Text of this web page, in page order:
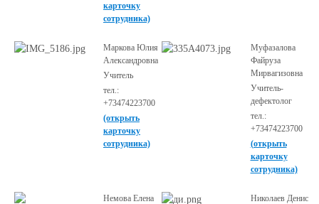
карточку
сотрудника)
Маркова Юлия
Александровна
Учитель
тел.:
+73474223700
(открыть
карточку
сотрудника)
Муфазалова
Файруза
Мирвагизовна
Учитель-
дефектолог
тел.:
+73474223700
(открыть
карточку
сотрудника)
Немова Елена
Николаев Денис